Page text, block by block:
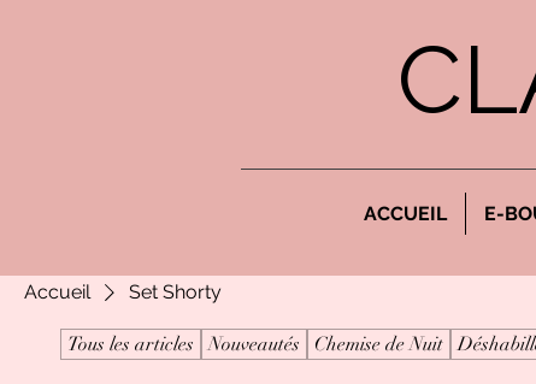
ACCUEIL E-
Accueil Set Shorty
Tous les articles Nouveautés Chemise de Nuit